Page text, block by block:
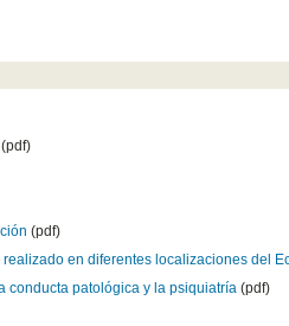
(pdf)
(pdf)
en diferentes localizaciones del
conducta patológica y la psiquiatría (pdf)